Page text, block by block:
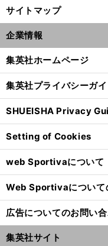
サイトマップ
企業情報
集英社ホームページ
集英社プライバシーガ
SHUEISHA Privacy
Setting of Cookies
web Sportivaについて
Web Sportivaについて
広告についてのお問い
集英社サイト